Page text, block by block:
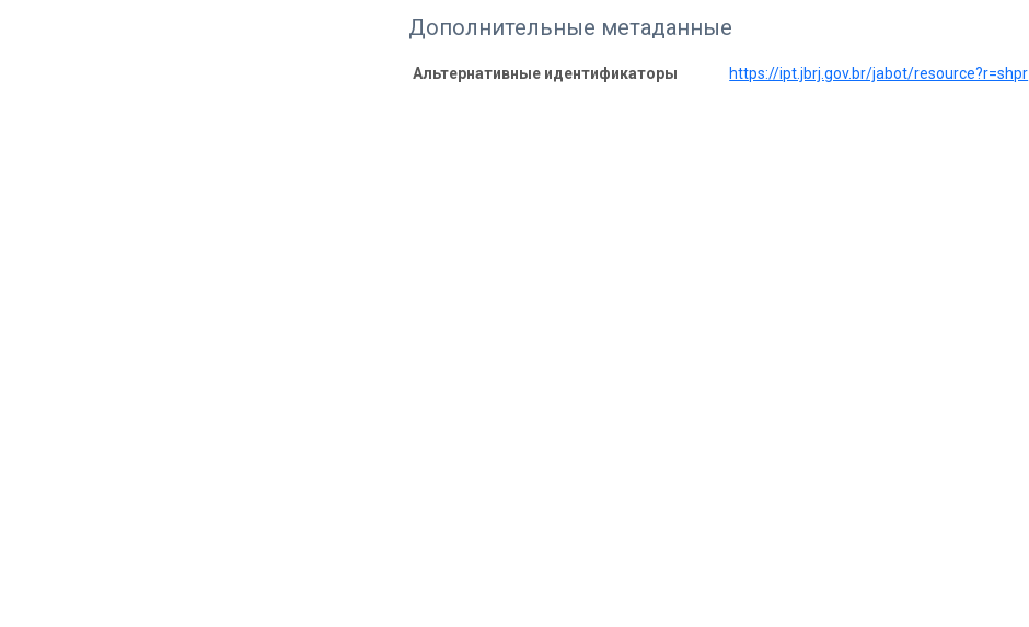
Дополнительные метаданные
Альтернативные идентификаторы https://ipt.jbrj.gov.br/jabot/resource?r=shpr